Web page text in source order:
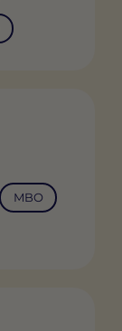
MBO